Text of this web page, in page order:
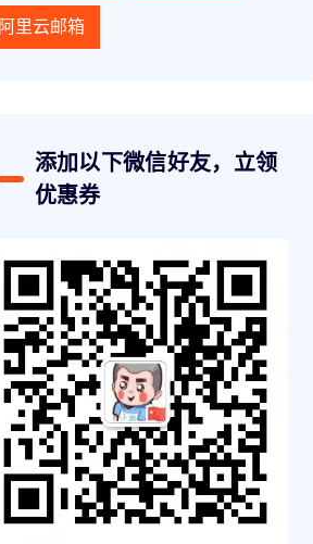
阿里云邮箱
添加以下微信好友，立领
优惠券